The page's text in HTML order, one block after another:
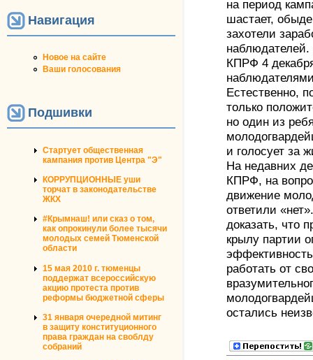
Навигация
Новое на сайте
Ваши голосования
Подшивки
Стартует общественная
кампания против Центра "Э"
КОРРУПЦИОННЫЕ уши
торчат в законодательстве
ЖКХ
#Крымнаш! или сказ о том,
как опрокинули более тысячи
молодых семей Тюменской
области
15 мая 2010 г. тюменцы
поддержат всероссийскую
акцию протеста против
реформы бюджетной сферы
31 января очередной митинг
в защиту конституционного
права граждан на своблду
собраний
на период
шастает,
захотели
КПРФ 4
Естественно,
только
но один из
и голосует за
На недавних
КПРФ, на
движение
ответили
доказать, что
крылу партии
работать от
остались